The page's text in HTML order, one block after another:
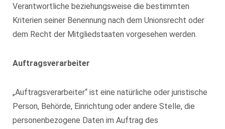
Verantwortliche beziehungsweise die bestimmten
Kriterien seiner Benennung nach dem Unionsrecht oder
dem Recht der Mitgliedstaaten vorgesehen werden.
Auftragsverarbeiter
„Auftragsverarbeiter“ ist eine natürliche oder juristische
Person, Behörde, Einrichtung oder andere Stelle, die
personenbezogene Daten im Auftrag des